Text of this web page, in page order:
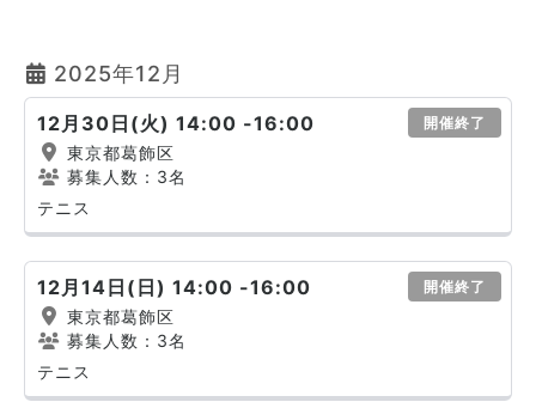
2025年12月
12月30日(火) 14:00 -16:00 開催終了
東京都葛飾区
募集人数：3名
テニス
12月14日(日) 14:00 -16:00 開催終了
東京都葛飾区
募集人数：3名
テニス